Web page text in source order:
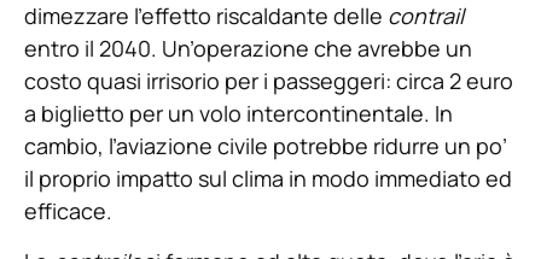
dimezzare l’effetto riscaldante delle contrail
entro il 2040. Un’operazione che avrebbe un
costo quasi irrisorio per i passeggeri: circa 2 euro
a biglietto per un volo intercontinentale. In
cambio, l’aviazione civile potrebbe ridurre un po’
il proprio impatto sul clima in modo immediato ed
efficace.